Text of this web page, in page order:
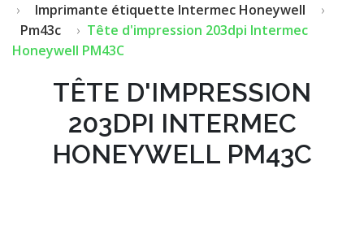
Imprimante étiquette Intermec Honeywell
Pm43c
Tête d'impression 203dpi Intermec
Honeywell PM43C
TÊTE D'IMPRESSION
203DPI INTERMEC
HONEYWELL PM43C